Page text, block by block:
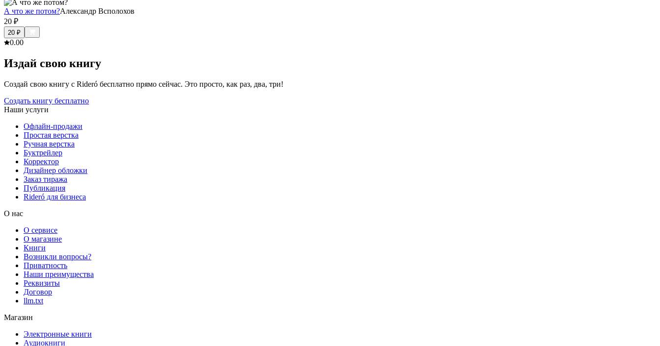
А что же потом?Александр Всполохов
20 ₽
20 ₽
0.00
Издай свою книгу
Создай свою книгу с Rideró бесплатно прямо сейчас. Это просто, как раз, два, три!
Создать книгу бесплатно
Наши услуги
Офлайн-продажи
Простая верстка
Ручная верстка
Буктрейлер
Корректор
Дизайнер обложки
Заказ тиража
Публикация
Rideró для бизнеса
О нас
О сервисе
О магазине
Книги
Возникли вопросы?
Приватность
Наши преимущества
Реквизиты
Договор
llm.txt
Магазин
Электронные книги
Аудиокниги